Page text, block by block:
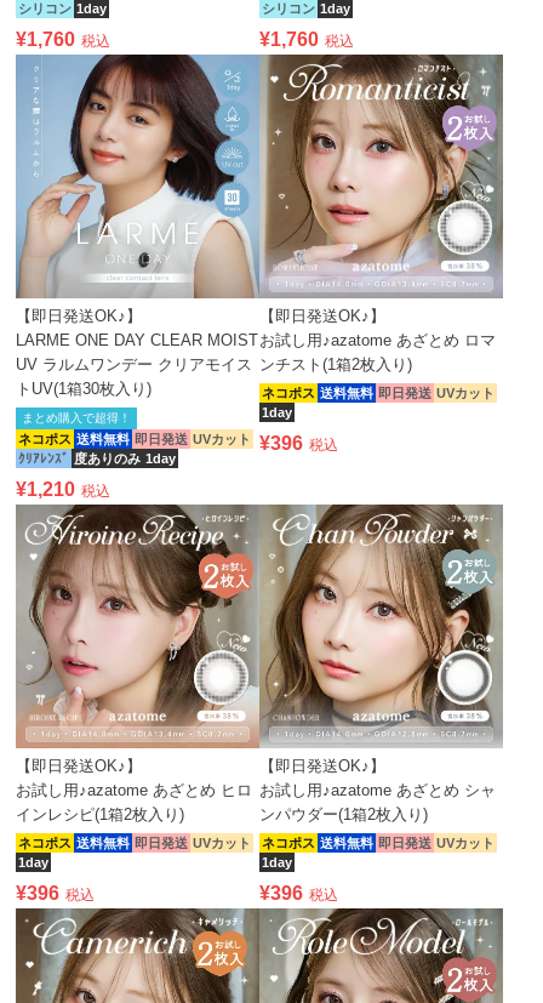
シリコン 1day
¥1,760 税込
シリコン 1day
¥1,760 税込
【即日発送OK♪】
LARME ONE DAY CLEAR MOIST
UV ラルムワンデー クリアモイス
トUV(1箱30枚入り)
ネコポス 送料無料 即日発送 UVカット
ｸﾘｱﾚﾝｽﾞ 度ありのみ 1day
まとめ購入で超得！
¥1,210 税込
【即日発送OK♪】
お試し用♪azatome あざとめ ロマ
ンチスト(1箱2枚入り)
ネコポス 送料無料 即日発送 UVカット
1day
¥396 税込
【即日発送OK♪】
お試し用♪azatome あざとめ ヒロ
インレシピ(1箱2枚入り)
ネコポス 送料無料 即日発送 UVカット
1day
¥396 税込
【即日発送OK♪】
お試し用♪azatome あざとめ シャ
ンパウダー(1箱2枚入り)
ネコポス 送料無料 即日発送 UVカット
1day
¥396 税込